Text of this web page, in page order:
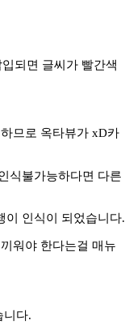
되면 글씨가 빨간색
므로 옥타뷰가 xD카
식불가능하다면 다른
이 인식이 되었습니다.
워야 한다는걸 매뉴
니다.